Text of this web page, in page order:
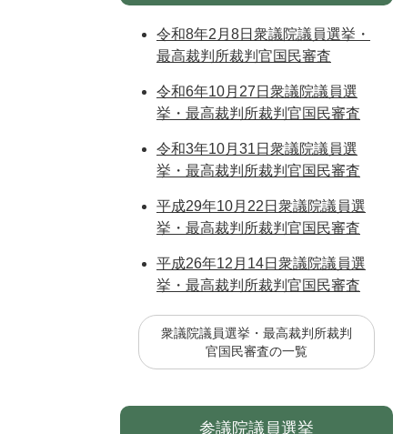
令和8年2月8日衆議院議員選挙・
最高裁判所裁判官国民審査
令和6年10月27日衆議院議員選
挙・最高裁判所裁判官国民審査
令和3年10月31日衆議院議員選
挙・最高裁判所裁判官国民審査
平成29年10月22日衆議院議員選
挙・最高裁判所裁判官国民審査
平成26年12月14日衆議院議員選
挙・最高裁判所裁判官国民審査
衆議院議員選挙・最高裁判所裁判
官国民審査の一覧
参議院議員選挙